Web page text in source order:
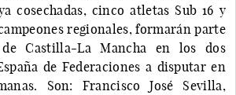
cosechadas, cinco atletas Sub 16 y
regionales, formarán parte
Castilla-La Mancha en los dos
de Federaciones a disputar en
Son: Francisco José Sevilla,